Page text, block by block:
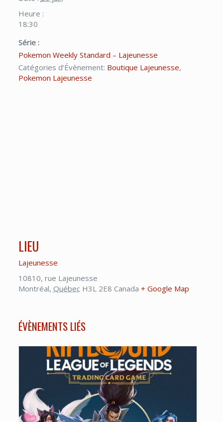
Heure :
18:30
Série :
Pokemon Weekly Standard – Lajeunesse
Catégories d’Évènement: Boutique Lajeunesse,
Pokemon Lajeunesse
LIEU
Lajeunesse
10810, rue Lajeunesse
Montréal, Québec H3L 2E8 Canada + Google Map
ÉVÈNEMENTS LIÉS